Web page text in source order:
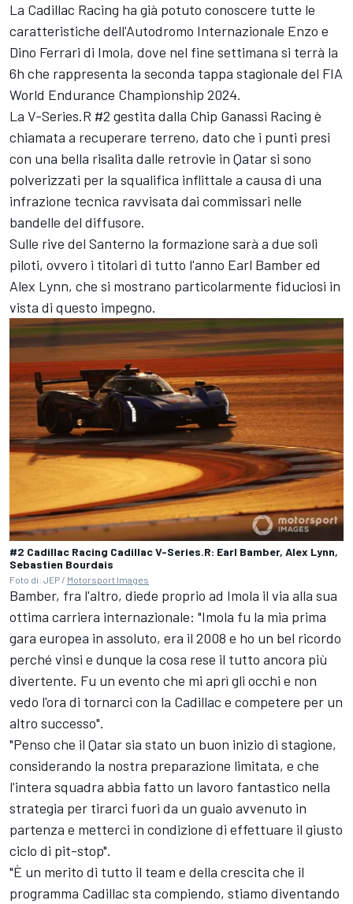
La Cadillac Racing ha già potuto conoscere tutte le
caratteristiche dell'Autodromo Internazionale Enzo e
Dino Ferrari di Imola, dove nel fine settimana si terrà la
6h che rappresenta la seconda tappa stagionale del FIA
World Endurance Championship 2024.
La V-Series.R #2 gestita dalla Chip Ganassi Racing è
chiamata a recuperare terreno, dato che i punti presi
con una bella risalita dalle retrovie in Qatar si sono
polverizzati per la squalifica inflittale a causa di una
infrazione tecnica ravvisata dai commissari nelle
bandelle del diffusore.
Sulle rive del Santerno la formazione sarà a due soli
piloti, ovvero i titolari di tutto l'anno Earl Bamber ed
Alex Lynn, che si mostrano particolarmente fiduciosi in
vista di questo impegno.
#2 Cadillac Racing Cadillac V-Series.R: Earl Bamber, Alex Lynn,
Sebastien Bourdais
Foto di: JEP / Motorsport Images
Bamber, fra l'altro, diede proprio ad Imola il via alla sua
ottima carriera internazionale: "Imola fu la mia prima
gara europea in assoluto, era il 2008 e ho un bel ricordo
perché vinsi e dunque la cosa rese il tutto ancora più
divertente. Fu un evento che mi aprì gli occhi e non
vedo l'ora di tornarci con la Cadillac e competere per un
altro successo".
"Penso che il Qatar sia stato un buon inizio di stagione,
considerando la nostra preparazione limitata, e che
l'intera squadra abbia fatto un lavoro fantastico nella
strategia per tirarci fuori da un guaio avvenuto in
partenza e metterci in condizione di effettuare il giusto
ciclo di pit-stop".
"È un merito di tutto il team e della crescita che il
programma Cadillac sta compiendo, stiamo diventando